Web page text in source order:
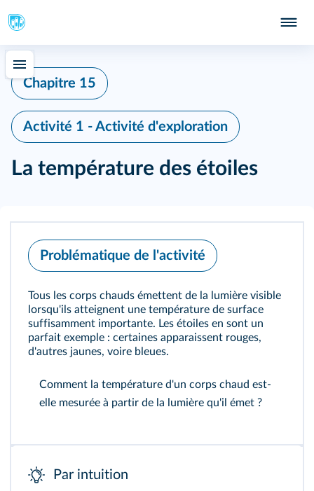
Chapitre 15
Activité 1 - Activité d'exploration
La température des étoiles
Problématique de l'activité
Tous les corps chauds émettent de la lumière visible
lorsqu'ils atteignent une température de surface
suffisamment importante. Les étoiles en sont un
parfait exemple : certaines apparaissent rouges,
d'autres jaunes, voire bleues.
Comment la température d'un corps chaud est-
elle mesurée à partir de la lumière qu'il émet ?
Par intuition